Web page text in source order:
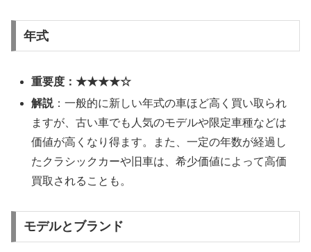
年式
重要度：★★★★☆
解説：一般的に新しい年式の車ほど高く買い取られ
ますが、古い車でも人気のモデルや限定車種などは
価値が高くなり得ます。また、一定の年数が経過し
たクラシックカーや旧車は、希少価値によって高価
買取されることも。
モデルとブランド